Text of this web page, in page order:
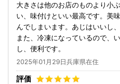
大きさは他のお店のものより小
い、味付けといい最高です。美
んでしまいます。あじはいいし
また、冷凍になっているので、
し、便利です。
2025年01月29日兵庫県在住